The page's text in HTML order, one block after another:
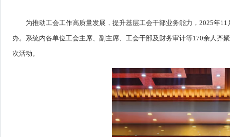
为推动工会工作高质量发展，提升基层工会干部业务能力，2025年
办。系统内各单位工会主席、副主席、工会干部及财务审计等170余人
次活动。